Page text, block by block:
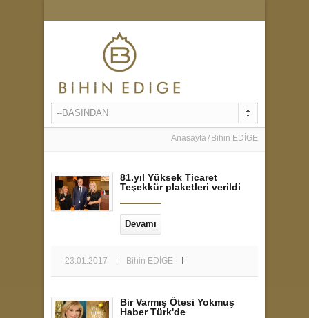
--BASINDAN
Anasayfa Bihin EDİGE
81.yıl Yüksek Ticaret
Teşekkür plaketleri verildi
Devamı
23.01.2017 Bihin EDİGE
Bir Varmış Ötesi Yokmuş
Haber Türk'de